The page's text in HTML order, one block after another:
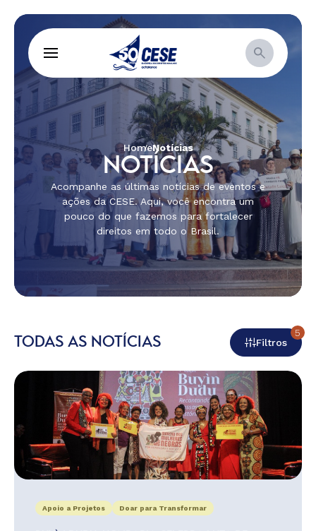
HomeNotícias
NOTÍCIAS
Acompanhe as últimas notícias de eventos e
ações da CESE. Aqui, você encontra um
pouco do que fazemos para fortalecer
direitos em todo o Brasil.
TODAS AS NOTÍCIAS Filtros
5
Apoio a Projetos Doar para Transformar